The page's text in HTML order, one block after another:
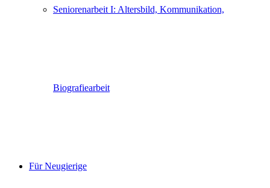
Seniorenarbeit I: Altersbild, Kommunikation,
Biografiearbeit
Für Neugierige